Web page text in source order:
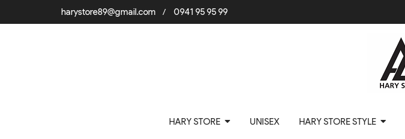
harystore89@gmail.com / 0941 95 95 99
HARY STORE UNISEX HARY STORE STYLE